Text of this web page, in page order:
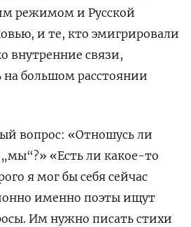
режимом и Русской
и те, кто эмигрировали
внутренние связи,
на большом расстоянии
вопрос: «Отношусь ли
«Есть ли какое-то
я мог бы себя сейчас
именно поэты ищут
Им нужно писать стихи